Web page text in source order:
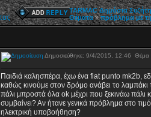
TARMAC Δημόσια
Θέματα»πρόβλημα με
Δημοσιεύθηκε: 9/4/2015, 12:46 Θέμα
Παιδιά καλησπέρα, έχω ένα fiat punto mk2b,
καθώς κινούμε στον δρόμο ανάβει το
πάλι μπροστά όλα ok μέχρι που ξεκινάω πάλι
συμβαίνει? Αν ήτανε γενικά πρόβλημα στο
ηλεκτρική υποβοήθηση?